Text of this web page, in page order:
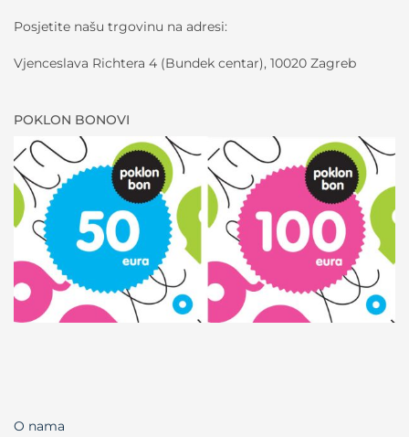
Posjetite našu trgovinu na adresi:
Vjenceslava Richtera 4 (Bundek centar), 10020 Zagreb
POKLON BONOVI
O nama